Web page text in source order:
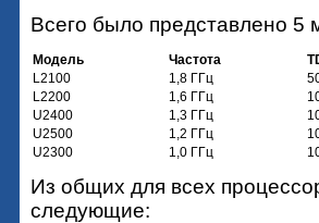
Всего было представлено 5
Модель Частота
L2100
1,8 ГГц
L2200
1,6 ГГц
U2400
1,3 ГГц
U2500
1,2 ГГц
U2300
1,0 ГГц
Из общих для всех
следующие: